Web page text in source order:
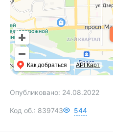
Как добраться API Карт
Опубликовано: 24.08.2022
Код об.: 839743 544